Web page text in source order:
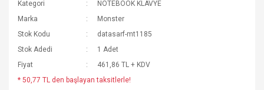
Kategori
NOTEBOOK KLAVYE
Marka
Monster
Stok Kodu
datasarf-mt1185
Stok Adedi
1 Adet
Fiyat
461,86 TL + KDV
* 50,77 TL den başlayan taksitlerle!